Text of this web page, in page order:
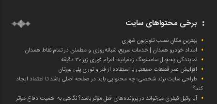
برخی محتواهای سایت
بهترین مکان نصب تلویزیون شهری
امداد خودرو همدان | خدمات سریع، شبانه‌روزی و مطمئن در تمام نقاط همدان
نمایندگی یخچال سامسونگ زعفرانیه؛ اعزام فوری زیر ۳۰ دقیقه
افزایش عمر قطعات صنعتی با استفاده از فنر و توری پلی یورتان
طراحی سایت برند شخصی؛ چه محتوایی باید در صفحه اصلی باشد تا اعتماد ایجاد
کند؟
آیا وکیل کیفری می‌تواند در پرونده‌های قتل مؤثر باشد؟ نگاهی به اهمیت دفاع مؤثر